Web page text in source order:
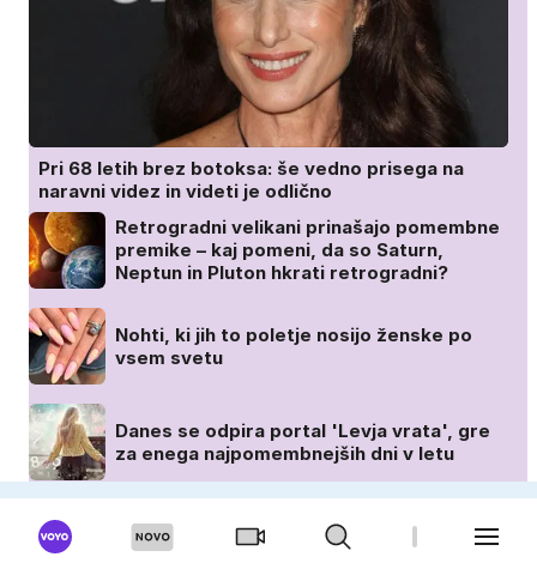
Pri 68 letih brez botoksa: še vedno prisega na
naravni videz in videti je odlično
Retrogradni velikani prinašajo pomembne
premike – kaj pomeni, da so Saturn,
Neptun in Pluton hkrati retrogradni?
Nohti, ki jih to poletje nosijo ženske po
vsem svetu
Danes se odpira portal 'Levja vrata', gre
za enega najpomembnejših dni v letu
VIZITA